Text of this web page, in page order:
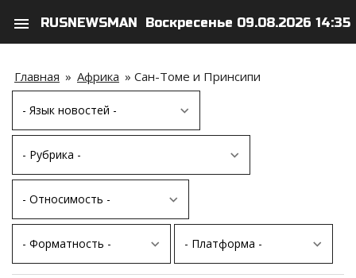
menu RUSNEWSMAN Воскресенье 09.08.2026 14:35
Главная » Африка » Сан-Томе и Принсипи